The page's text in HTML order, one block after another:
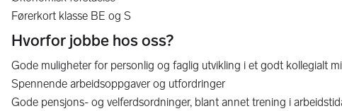
Førerkort klasse BE og S
Hvorfor jobbe hos oss?
Gode muligheter for personlig og faglig utvikling i et godt kollegialt
Spennende arbeidsoppgaver og utfordringer
Gode pensjons- og velferdsordninger, blant annet trening i